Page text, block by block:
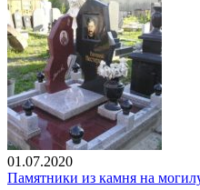
01.07.2020
Памятники из камня на